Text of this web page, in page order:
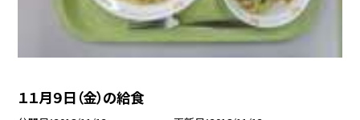
１１月９日（金）の給食